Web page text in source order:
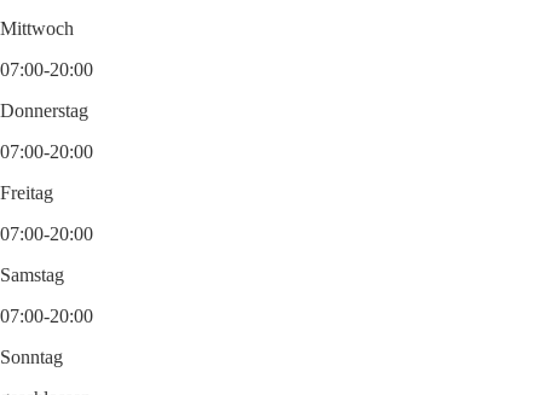
Mittwoch
07:00-20:00
Donnerstag
07:00-20:00
Freitag
07:00-20:00
Samstag
07:00-20:00
Sonntag